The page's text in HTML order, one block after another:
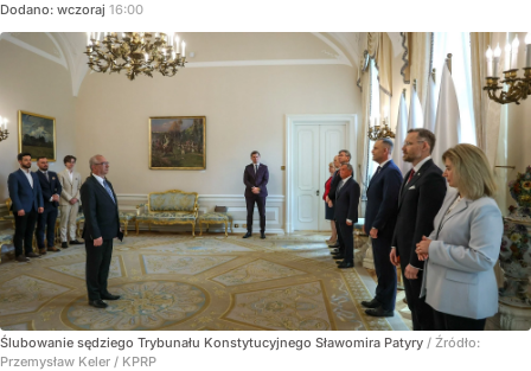
Dodano: wczoraj 16:00
Ślubowanie sędziego Trybunału Konstytucyjnego Sławomira Patyry / Źródło:
Przemysław Keler / KPRP